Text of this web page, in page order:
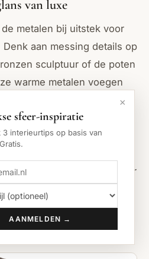
van luxe
metalen bij uitstek voor
aan messing details op
sculptuur of de poten
warme metalen voegen
toe die perfect samengaat
houtsoorten. Zilveren
verfijnde en moderne
met koelere
goud of matzwart voor
om een geraffineerde
×
sfeer-inspiratie
3 interieurtips op basis van
AANMELDEN →